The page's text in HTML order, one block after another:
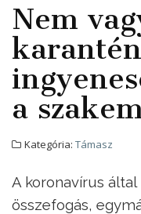
Nem
a
Kategória: Támasz
A koronavírus
összefogás,